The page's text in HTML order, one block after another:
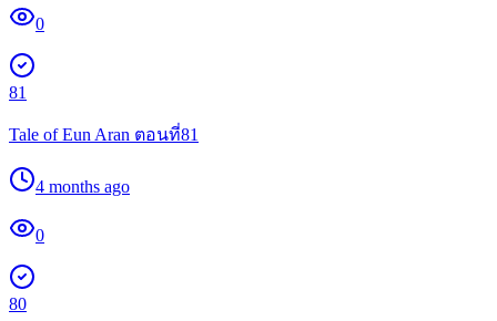
0
81
Tale of Eun Aran ตอนที่81
4 months ago
0
80